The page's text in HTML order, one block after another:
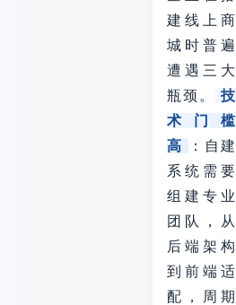
建线上商
城时普遍
遭遇三大
瓶颈。
技
术门槛
高
：自建
系统需要
组建专业
团队，从
后端架构
到前端适
配，周期